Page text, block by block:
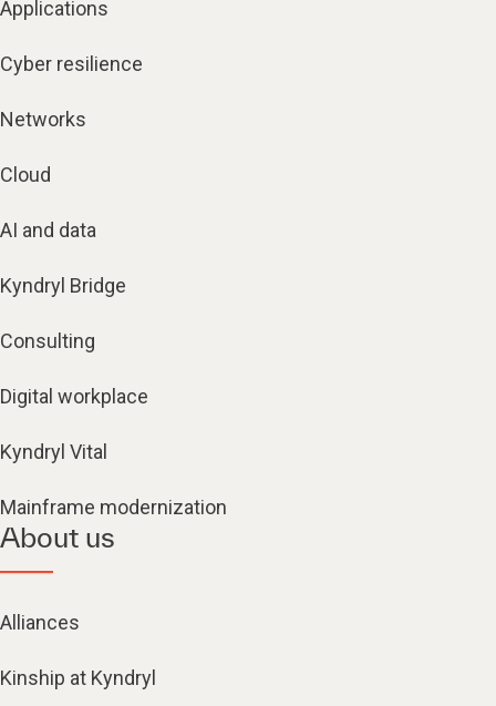
Applications
Cyber resilience
Networks
Cloud
AI and data
Kyndryl Bridge
Consulting
Digital workplace
Kyndryl Vital
Mainframe modernization
About us
Alliances
Kinship at Kyndryl